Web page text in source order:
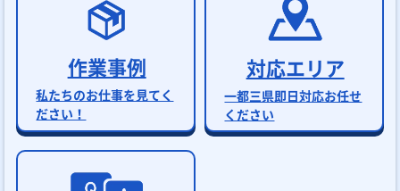
作業事例
私たちのお仕事を見てく
ださい！
対応エリア
一都三県即日対応お任せ
ください